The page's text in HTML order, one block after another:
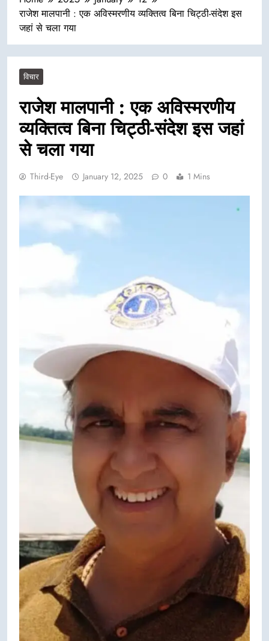
राजेश मालपानी : एक अविस्मरणीय व्यक्तित्व बिना चिट्ठी-संदेश इस
जहां से चला गया
विचार
राजेश मालपानी : एक अविस्मरणीय
व्यक्तित्व बिना चिट्ठी-संदेश इस जहां
से चला गया
Third-Eye January 12, 2025 0 1 Mins